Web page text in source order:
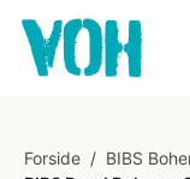
Forside / BIBS